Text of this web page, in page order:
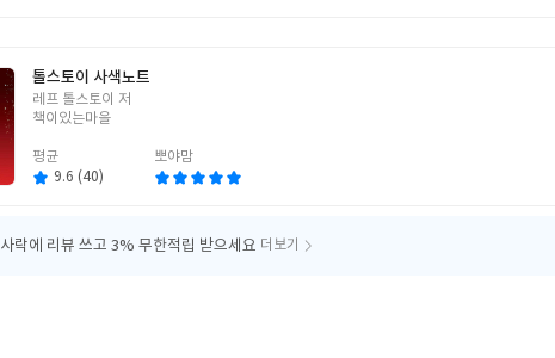
톨스토이 사색노트
글
쓴
레프 톨스토이 저
책이있는마을
평균
9.6 (40)
뽀야맘
사락에 리뷰 쓰고 3% 무한적립 받으세요 더보기